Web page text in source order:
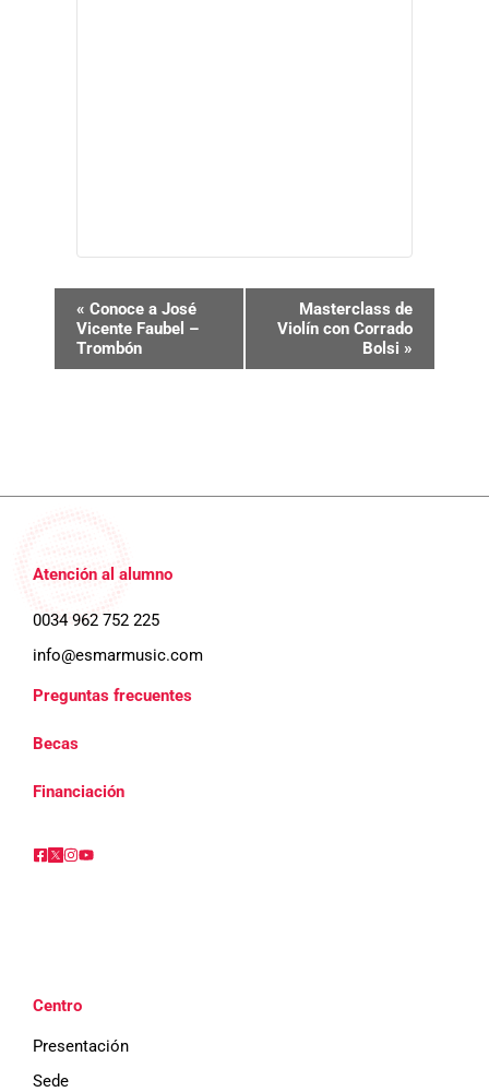
a
i
ó
n
d
e
v
o
« Conoce a José
Vicente Faubel –
Trombón
Masterclass de
Violín con Corrado
Bolsi »
Atención al alumno
0034 962 752 225
info@esmarmusic.com
Preguntas frecuentes
Becas
Financiación
Centro
Presentación
Sede